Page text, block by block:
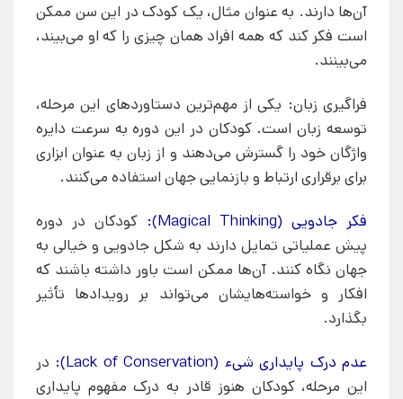
آن‌ها دارند. به عنوان مثال، یک کودک در این سن ممکن
است فکر کند که همه افراد همان چیزی را که او می‌بیند،
می‌بینند.
فراگیری زبان: یکی از مهم‌ترین دستاوردهای این مرحله،
توسعه زبان است. کودکان در این دوره به سرعت دایره
واژگان خود را گسترش می‌دهند و از زبان به عنوان ابزاری
برای برقراری ارتباط و بازنمایی جهان استفاده می‌کنند.
فکر جادویی (Magical Thinking):
کودکان در دوره
پیش عملیاتی تمایل دارند به شکل جادویی و خیالی به
جهان نگاه کنند. آن‌ها ممکن است باور داشته باشند که
افکار و خواسته‌هایشان می‌تواند بر رویدادها تأثیر
بگذارد.
عدم درک پایداری شیء (Lack of Conservation):
در
این مرحله، کودکان هنوز قادر به درک مفهوم پایداری